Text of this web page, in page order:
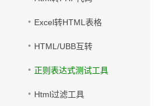
Excel转HTML表格
HTML/UBB互转
正则表达式测试工具
Html过滤工具